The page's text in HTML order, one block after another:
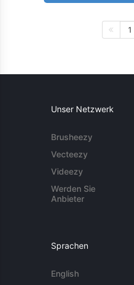
1
Unser Netzwerk
Brusheezy
Vecteezy
Videezy
Werden Sie
Anbieter
Sprachen
English